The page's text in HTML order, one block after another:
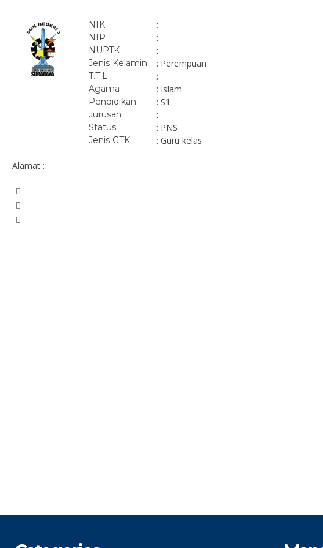
NIK :
NIP :
NUPTK :
Jenis Kelamin : Perempuan
T.T.L :
Agama : Islam
Pendidikan : S1
Jurusan :
Status : PNS
Jenis GTK : Guru kelas
Alamat :